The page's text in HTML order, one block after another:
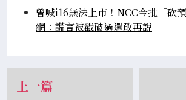
曾喊i16無法上市！NCC今批「砍
網：謊言被戳破過還敢再說
上一篇